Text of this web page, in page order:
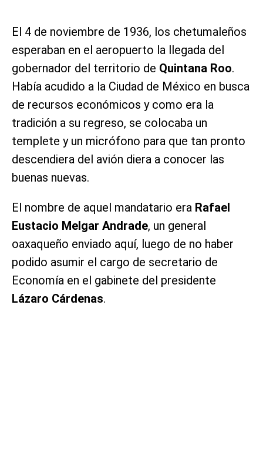
El 4 de noviembre de 1936, los chetumaleños
esperaban en el aeropuerto la llegada del
gobernador del territorio de Quintana Roo.
Había acudido a la Ciudad de México en busca
de recursos económicos y como era la
tradición a su regreso, se colocaba un
templete y un micrófono para que tan pronto
descendiera del avión diera a conocer las
buenas nuevas.
El nombre de aquel mandatario era Rafael
Eustacio Melgar Andrade, un general
oaxaqueño enviado aquí, luego de no haber
podido asumir el cargo de secretario de
Economía en el gabinete del presidente
Lázaro Cárdenas.